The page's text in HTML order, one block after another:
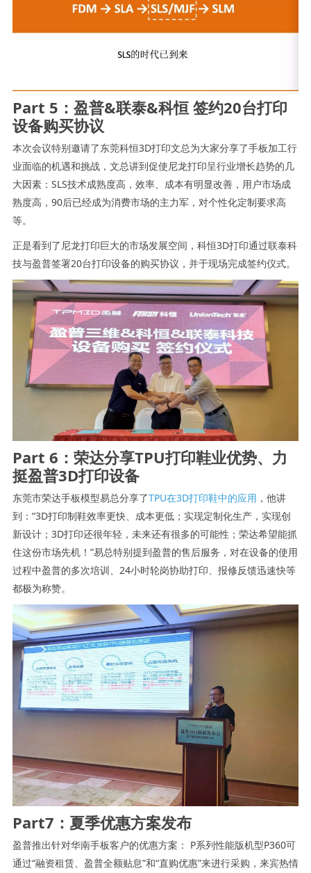
Part 5：盈普&联泰&科恒 签约20台打印
设备购买协议
本次会议特别邀请了东莞科恒3D打印文总为大家分享了手板加工行
业面临的机遇和挑战，文总讲到促使尼龙打印呈行业增长趋势的几
大因素：SLS技术成熟度高，效率、成本有明显改善，用户市场成
熟度高，90后已经成为消费市场的主力军，对个性化定制要求高
等。
正是看到了尼龙打印巨大的市场发展空间，科恒3D打印通过联泰科
技与盈普签署20台打印设备的购买协议，并于现场完成签约仪式。
Part 6：荣达分享TPU打印鞋业优势、力
挺盈普3D打印设备
东莞市荣达手板模型易总分享了TPU在3D打印鞋中的应用 ，他讲
到：“3D打印制鞋效率更快、成本更低；实现定制化生产，实现创
新设计；3D打印还很年轻，未来还有很多的可能性；荣达希望能抓
住这份市场先机！”易总特别提到盈普的售后服务，对在设备的使用
过程中盈普的多次培训、24小时轮岗协助打印、报修反馈迅速快等
都极为称赞。
Part7：夏季优惠方案发布
盈普推出针对华南手板客户的优惠方案： P系列性能版机型P360可
通过“融资租赁、盈普全额贴息”和“直购优惠”来进行采购，来宾热情